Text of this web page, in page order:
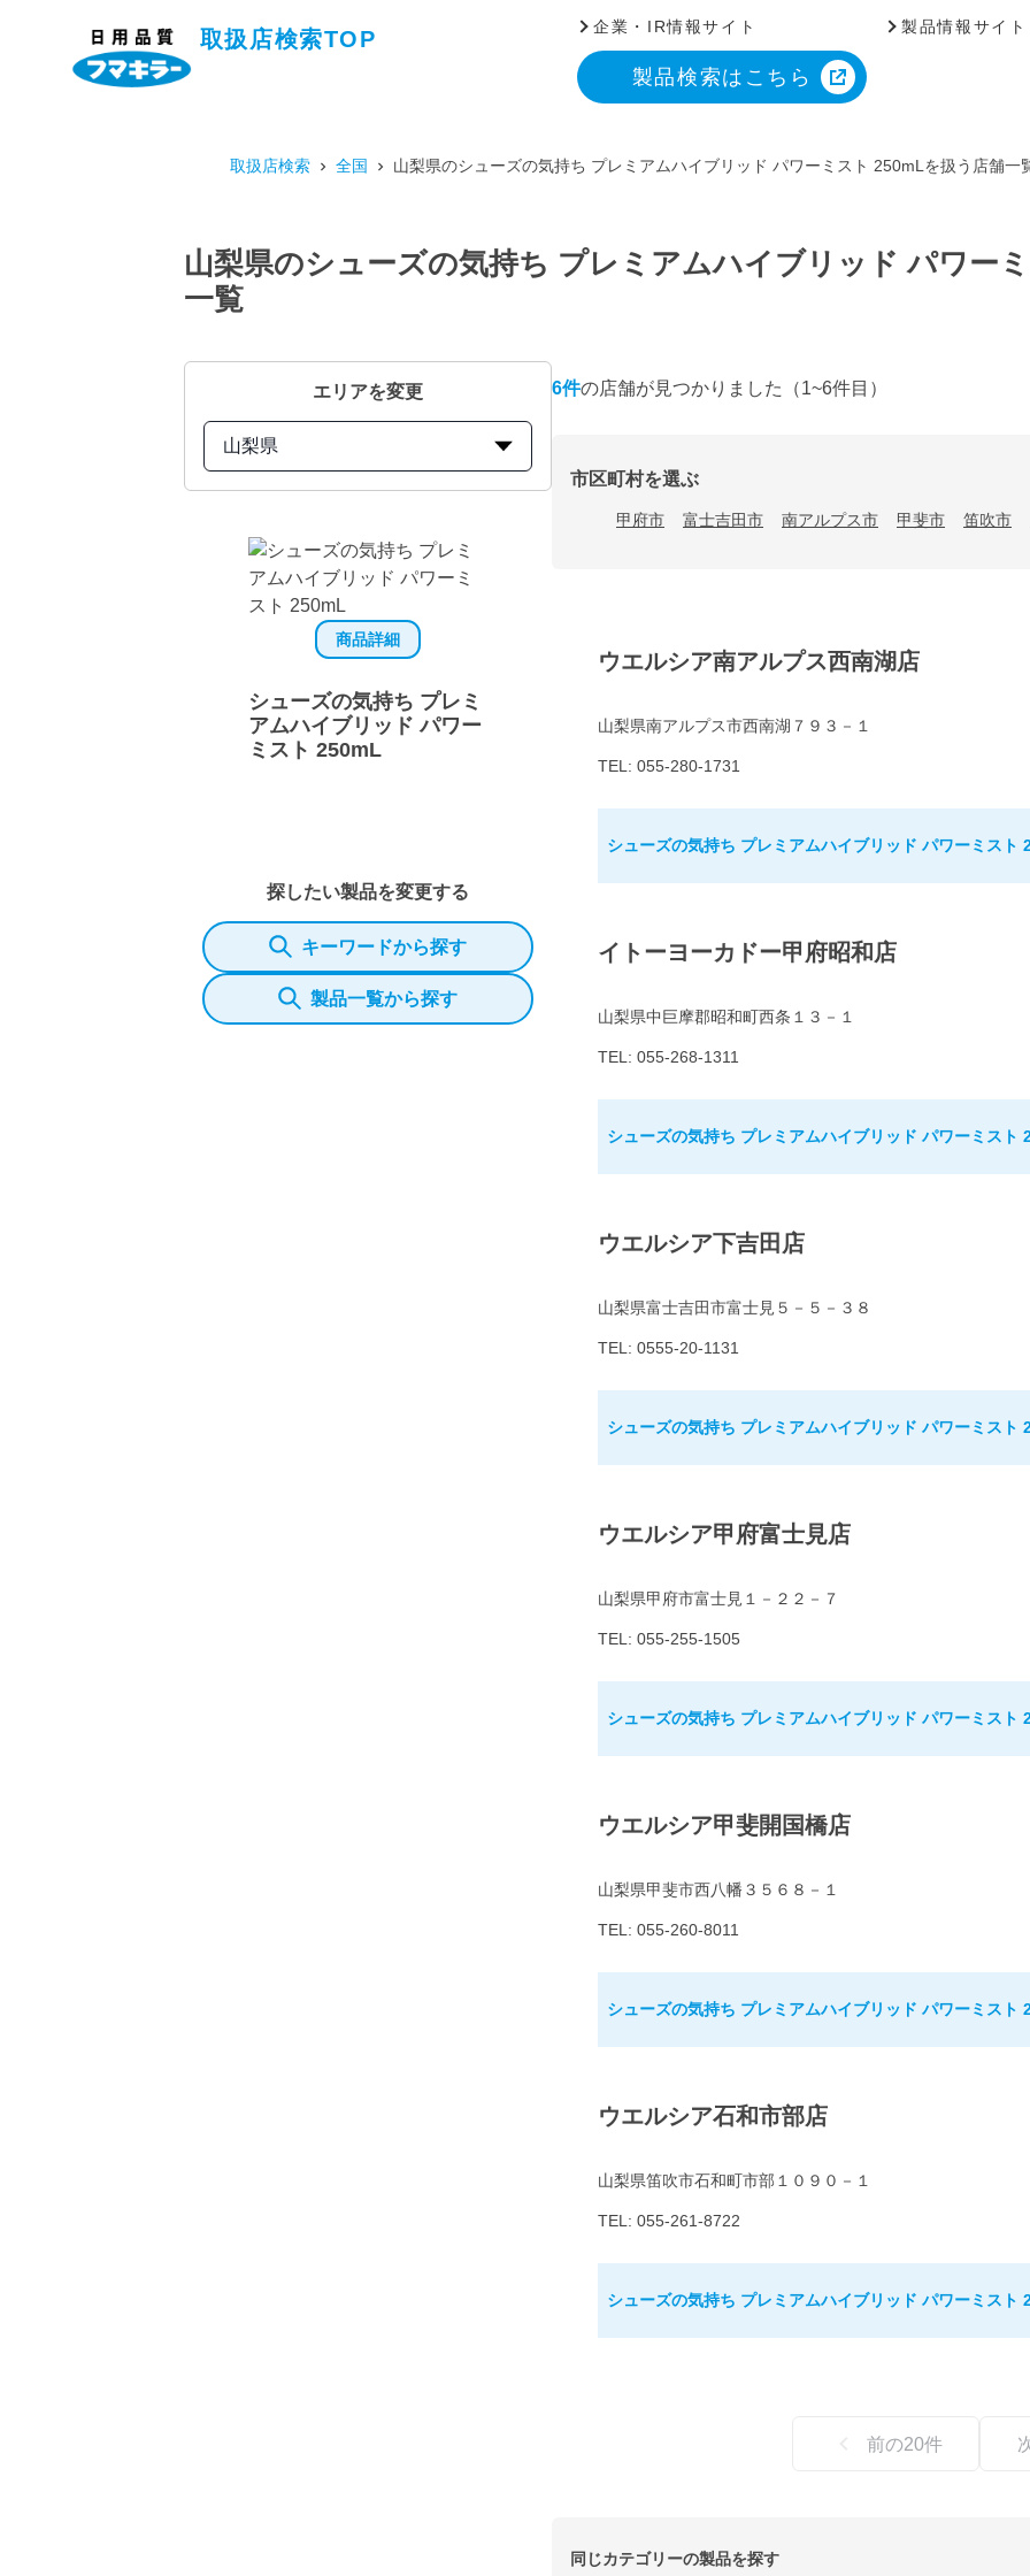
取扱店検索TOP
企業・IR情報サイト 製品情報サイト
製品検索はこちら
取扱店検索 全国 山梨県のシューズの気持ち プレミアムハイブリッド パワーミスト 250mLを扱う店舗一
山梨県のシューズの気持ち プレミアムハイブリッド パワー
一覧
エリアを変更
山梨県
商品詳細
シューズの気持ち プレミ
アムハイブリッド パワー
ミスト 250mL
探したい製品を変更する
キーワードから探す
製品一覧から探す
6件の店舗が見つかりました （1~6件目）
市区町村を選ぶ
甲府市 富士吉田市 南アルプス市 甲斐市 笛吹市
ウエルシア南アルプス西南湖店
山梨県南アルプス市西南湖７９３－１
TEL: 055-280-1731
シューズの気持ち プレミアムハイブリッド パワーミスト
イトーヨーカドー甲府昭和店
山梨県中巨摩郡昭和町西条１３－１
TEL: 055-268-1311
シューズの気持ち プレミアムハイブリッド パワーミスト
ウエルシア下吉田店
山梨県富士吉田市富士見５－５－３８
TEL: 0555-20-1131
シューズの気持ち プレミアムハイブリッド パワーミスト
ウエルシア甲府富士見店
山梨県甲府市富士見１－２２－７
TEL: 055-255-1505
シューズの気持ち プレミアムハイブリッド パワーミスト
ウエルシア甲斐開国橋店
山梨県甲斐市西八幡３５６８－１
TEL: 055-260-8011
シューズの気持ち プレミアムハイブリッド パワーミスト
ウエルシア石和市部店
山梨県笛吹市石和町市部１０９０－１
TEL: 055-261-8722
シューズの気持ち プレミアムハイブリッド パワーミスト
前の20件
同じカテゴリーの製品を探す